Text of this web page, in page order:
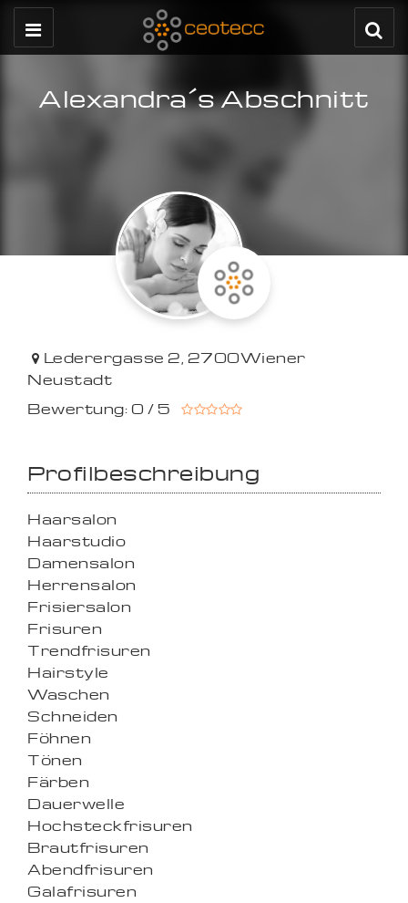
Alexandra´s Abschnitt
Lederergasse 2, 2700Wiener
Neustadt
Bewertung: 0 / 5
Profilbeschreibung
Haarsalon
Haarstudio
Damensalon
Herrensalon
Frisiersalon
Frisuren
Trendfrisuren
Hairstyle
Waschen
Schneiden
Föhnen
Tönen
Färben
Dauerwelle
Hochsteckfrisuren
Brautfrisuren
Abendfrisuren
Galafrisuren